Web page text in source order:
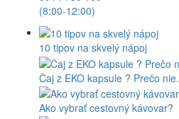
(8:00-12:00)
10 tipov na skvelý nápoj
Čaj z EKO kapsule ? Prečo nie.
Ako vybrať cestovný kávovar?